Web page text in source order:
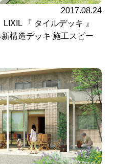
2017.08.24
『 タイルデッキ 』
構造デッキ 施工スピー